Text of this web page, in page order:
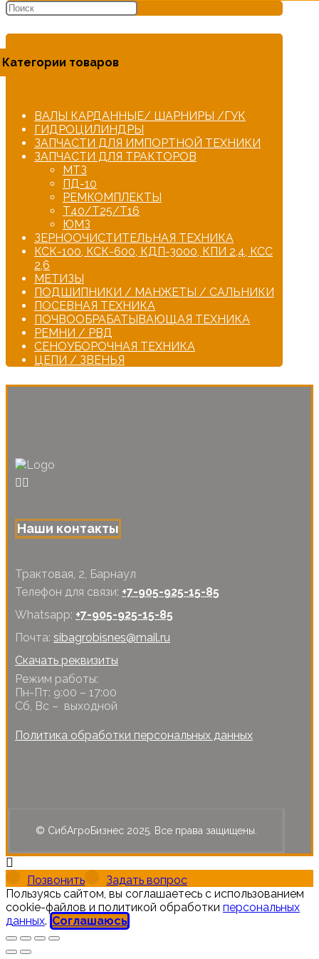
Категории товаров
ВАЛЫ КАРДАННЫЕ/ ШАРНИРЫ /ГУК
ГИДРОЦИЛИНДРЫ
ЗАПЧАСТИ ДЛЯ ИМПОРТНОЙ ТЕХНИКИ
ЗАПЧАСТИ ДЛЯ ТРАКТОРОВ
МТЗ
ПД-10
РЕМКОМПЛЕКТЫ
Т40/Т25/Т16
ЮМЗ
ЗЕРНООЧИСТИТЕЛЬНАЯ ТЕХНИКА
КСК-100, КСК-600, КДП-3000, КПИ 2,4, КСС
2,6
МЕТИЗЫ
ПОДШИПНИКИ / МАНЖЕТЫ / САЛЬНИКИ
ПОСЕВНАЯ ТЕХНИКА
ПОЧВООБРАБАТЫВАЮЩАЯ ТЕХНИКА
РЕМНИ / РВД
СЕНОУБОРОЧНАЯ ТЕХНИКА
ЦЕПИ / ЗВЕНЬЯ
Наши контакты
Трактовая, 2, Барнаул
Телефон для связи: +7-905-925-15-85
Whatsapp: +7-905-925-15-85
Почта: sibagrobisnes@mail.ru
Скачать реквизиты
Режим работы:
Пн-Пт: 9:00 – 17:00
Сб, Вс – выходной
Политика обработки персональных данных
© СибАгроБизнес 2025. Все права защищены.
Позвонить
Задать вопрос
Пользуясь сайтом, вы соглашаетесь с использованием
cookie-файлов и политикой обработки персональных
данных. Соглашаюсь